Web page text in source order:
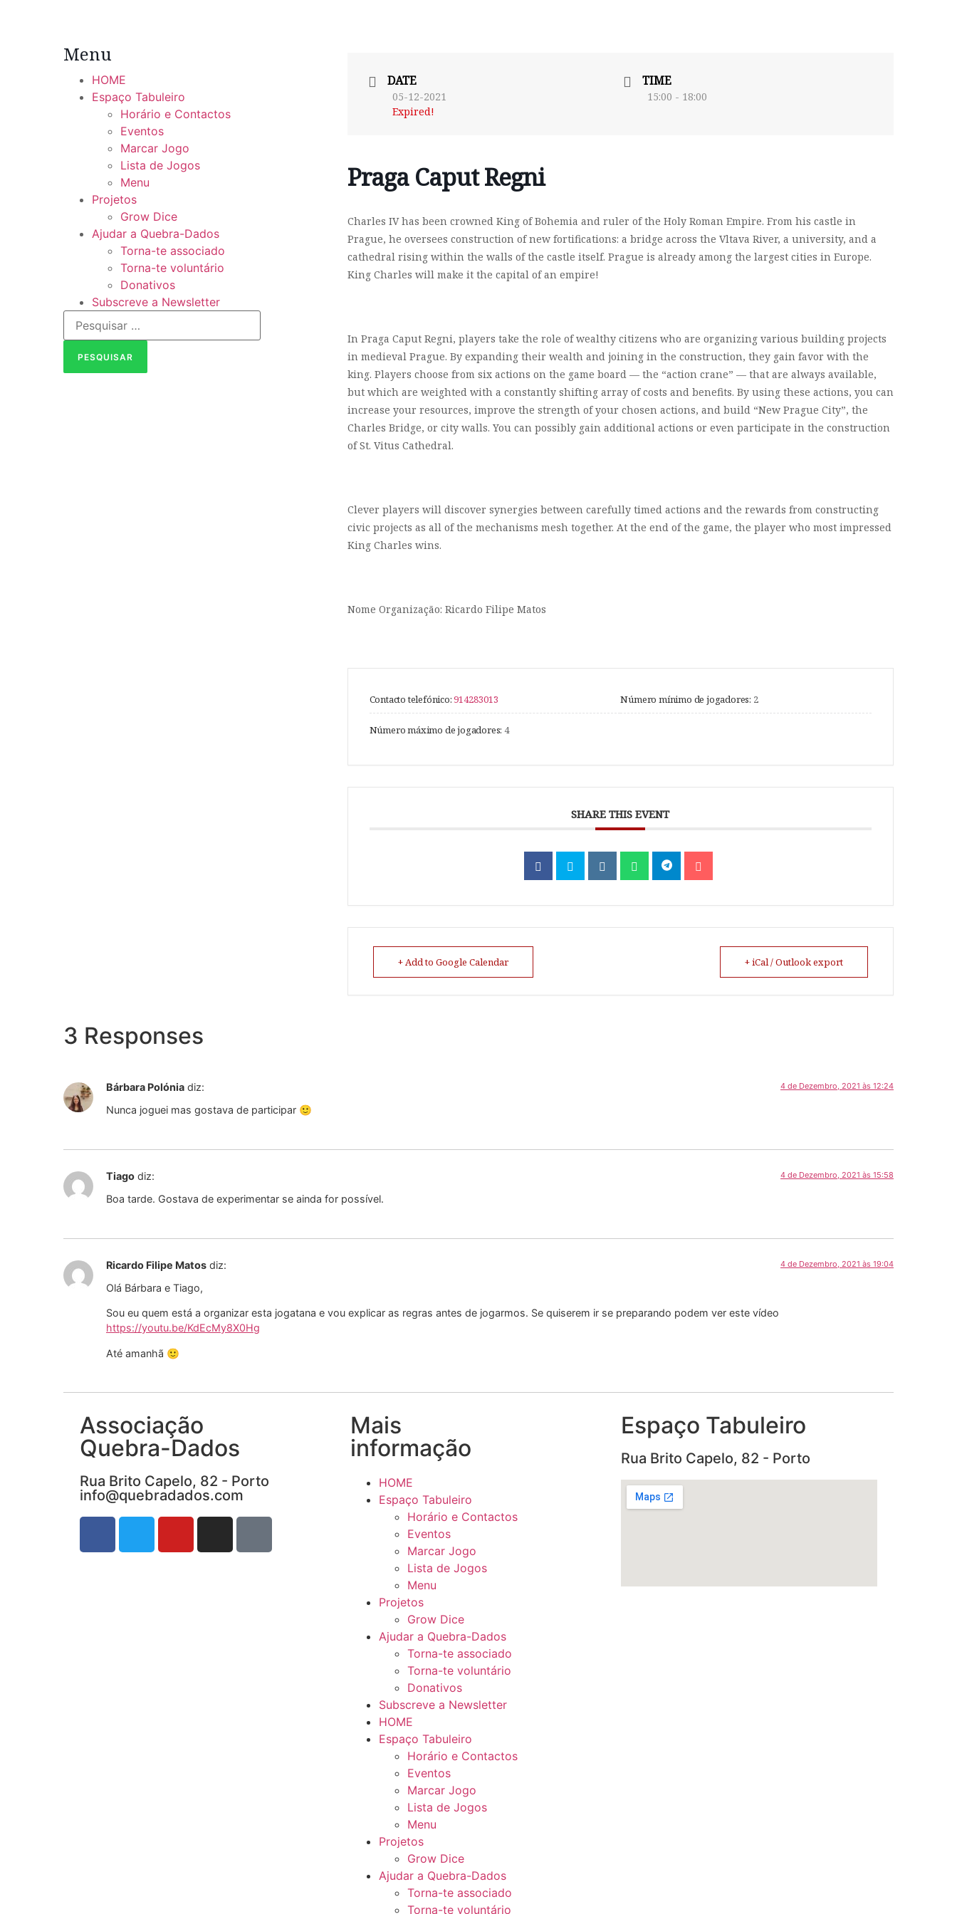
Menu
HOME
Espaço Tabuleiro
Horário e Contactos
Eventos
Marcar Jogo
Lista de Jogos
Menu
Projetos
Grow Dice
Ajudar a Quebra-Dados
Torna-te associado
Torna-te voluntário
Donativos
Subscreve a Newsletter
DATE
05-12-2021
Expired!
TIME
15:00 - 18:00
Praga Caput Regni
Charles IV has been crowned King of Bohemia and ruler of the Holy Roman Empire. From his castle in
Prague, he oversees construction of new fortifications: a bridge across the Vltava River, a university, and a
cathedral rising within the walls of the castle itself. Prague is already among the largest cities in Europe.
King Charles will make it the capital of an empire!
In Praga Caput Regni, players take the role of wealthy citizens who are organizing various building projects
in medieval Prague. By expanding their wealth and joining in the construction, they gain favor with the
king. Players choose from six actions on the game board — the “action crane” — that are always available,
but which are weighted with a constantly shifting array of costs and benefits. By using these actions, you can
increase your resources, improve the strength of your chosen actions, and build “New Prague City”, the
Charles Bridge, or city walls. You can possibly gain additional actions or even participate in the construction
of St. Vitus Cathedral.
Clever players will discover synergies between carefully timed actions and the rewards from constructing
civic projects as all of the mechanisms mesh together. At the end of the game, the player who most impressed
King Charles wins.
Nome Organização: Ricardo Filipe Matos
Contacto telefónico:914283013 Número mínimo de jogadores: 2
Número máximo de jogadores:4
SHARE THIS EVENT
+ Add to Google Calendar + iCal / Outlook export
3 Responses
Bárbara Polónia diz: 4 de Dezembro, 2021 às 12:24
Nunca joguei mas gostava de participar 🙂
Tiago diz: 4 de Dezembro, 2021 às 15:58
Boa tarde. Gostava de experimentar se ainda for possível.
Ricardo Filipe Matos diz: 4 de Dezembro, 2021 às 19:04
Olá Bárbara e Tiago,
Sou eu quem está a organizar esta jogatana e vou explicar as regras antes de jogarmos. Se quiserem ir se preparando podem ver este vídeo
https://youtu.be/KdEcMy8X0Hg
Até amanhã 🙂
Associação
Quebra-Dados
Rua Brito Capelo, 82 - Porto
info@quebradados.com
Mais
informação
HOME
Espaço Tabuleiro
Horário e Contactos
Eventos
Marcar Jogo
Lista de Jogos
Menu
Projetos
Grow Dice
Ajudar a Quebra-Dados
Torna-te associado
Torna-te voluntário
Donativos
Subscreve a Newsletter
HOME
Espaço Tabuleiro
Horário e Contactos
Eventos
Marcar Jogo
Lista de Jogos
Menu
Projetos
Grow Dice
Ajudar a Quebra-Dados
Torna-te associado
Torna-te voluntário
Espaço Tabuleiro
Rua Brito Capelo, 82 - Porto